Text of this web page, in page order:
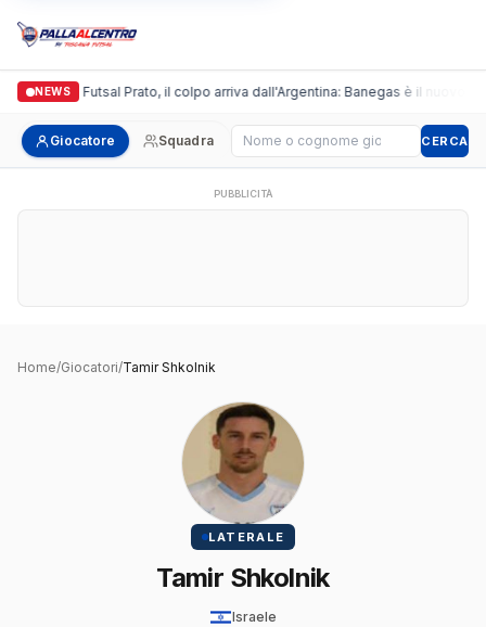
NEWS
Italgronda Futsal Prato, il colpo arriva dall'Argentina: Banegas è il nuovo
Giocatore Squadra Cerca giocatore CERCA
PUBBLICITÀ
Home/Giocatori/Tamir Shkolnik
LATERALE
Tamir Shkolnik
Israele